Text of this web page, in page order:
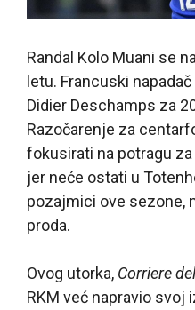
Randal Kolo Muani se
letu. Francuski
Didier Deschamps za
Razočarenje za
fokusirati na potragu
jer neće ostati u
pozajmici ove sezone,
proda.
Ovog utorka, Corriere
RKM već napravio svoj